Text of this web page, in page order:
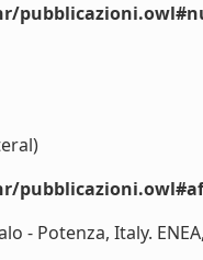
- Potenza, Italy.